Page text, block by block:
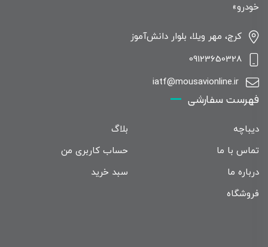
خودرو»
کرج، مهر ویلا، بلوار دانش‌آموز
09123650328
iatf@mousavionline.ir
فهرست سفارشی
دیباچه
بلاگ
تماس با ما
حساب کاربری من
درباره ما
سبد خرید
فروشگاه